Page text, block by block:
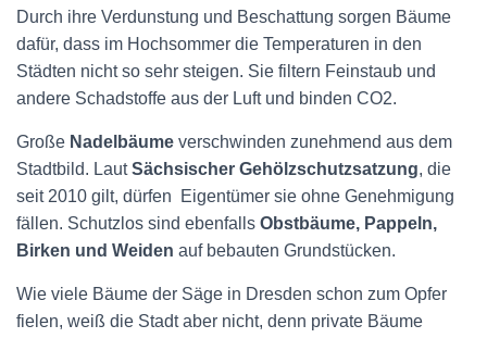
H
Durch ihre Verdunstung und Beschattung sorgen Bäume
dafür, dass im Hochsommer die Temperaturen in den
Städten nicht so sehr steigen. Sie filtern Feinstaub und
andere Schadstoffe aus der Luft und binden CO2.
Große Nadelbäume verschwinden zunehmend aus dem
Stadtbild. LautSächsischer Gehölzschutzsatzung, die
seit 2010 gilt, dürfen Eigentümer sie ohne Genehmigung
fällen. Schutzlos sind ebenfalls Obstbäume, Pappeln,
Birken und Weiden auf bebauten Grundstücken.
Wie viele Bäume der Säge in Dresden schon zum Opfer
fielen, weiß die Stadt aber nicht, denn private Bäume